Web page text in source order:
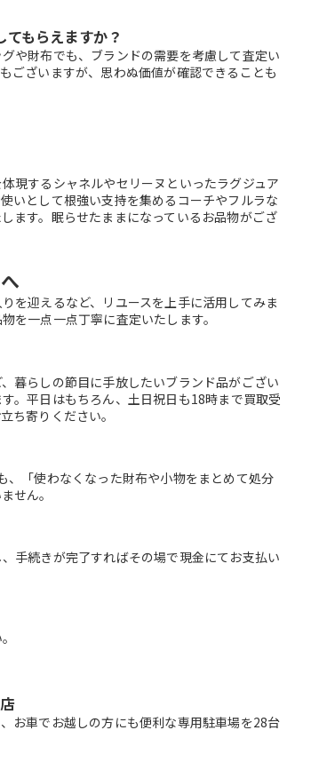
もらえますか？
や財布でも、ブランドの需要を考慮して査定い
ございますが、思わぬ価値が確認できることも
現するシャネルやセリーヌといったラグジュア
いとして根強い支持を集めるコーチやフルラな
ます。眠らせたままになっているお品物がござ
を迎えるなど、リユースを上手に活用してみま
を一点一点丁寧に査定いたします。
暮らしの節目に手放したいブランド品がござい
。平日はもちろん、土日祝日も18時まで買取受
ち寄りください。
、「使わなくなった財布や小物をまとめて処分
せん。
手続きが完了すればその場で現金にてお支払い
お車でお越しの方にも便利な専用駐車場を28台